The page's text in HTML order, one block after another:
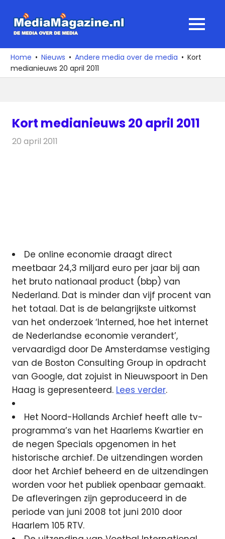
naar
media
over
de
MENU
Home Nieuws Andere media over de media
Kort
medianieuws 20 april 2011
Kort medianieuws 20 april 2011
20 april 2011
De online economie draagt direct
meetbaar 24,3 miljard euro per jaar bij aan
het bruto nationaal product (bbp) van
Nederland. Dat is minder dan vijf procent van
het totaal. Dat is de belangrijkste uitkomst
van het onderzoek ‘Interned, hoe het internet
de Nederlandse economie verandert’,
vervaardigd door De Amsterdamse vestiging
van de Boston Consulting Group in opdracht
van Google, dat zojuist in Nieuwspoort in Den
Haag is gepresenteerd. Lees verder.
Het Noord-Hollands Archief heeft alle tv-
programma’s van het Haarlems Kwartier en
de negen Specials opgenomen in het
historische archief. De uitzendingen worden
door het Archief beheerd en de uitzendingen
worden voor het publiek openbaar gemaakt.
De afleveringen zijn geproduceerd in de
periode van juni 2008 tot juni 2010 door
Haarlem 105 RTV.